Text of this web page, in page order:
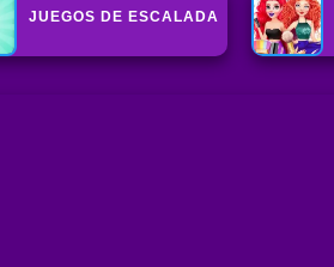
JUEGOS DE ESCALADA